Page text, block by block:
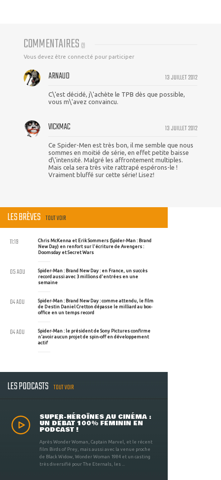
COMMENTAIRES (2)
Vous devez être connecté pour participer
13 JUILLET 2012
ARNAUD
C\'est décidé, j\'achète le TPB dès que possible,
vous m\'avez convaincu.
13 JUILLET 2012
VICKMAC
Ce Spider-Men est très bon, il me semble que nous
sommes en moitié de série, en effet petite baisse
d\'intensité. Malgré les affrontement multiples.
Mais cela sera très vite rattrapé espérons-le !
Vraiment bluffé sur cette série! Lisez!
LES BRÈVES TOUT VOIR
Chris McKenna et Erik Sommers (Spider-Man : Brand
New Day) en renfort sur l'écriture de Avengers :
Doomsday et Secret Wars
11:19
Spider-Man : Brand New Day : en France, un succès
record aussi avec 3 millions d'entrées en une
semaine
05 AOU
Spider-Man : Brand New Day : comme attendu, le film
de Destin Daniel Cretton dépasse le milliard au box-
office en un temps record
04 AOU
Spider-Man : le président de Sony Pictures confirme
n'avoir aucun projet de spin-off en développement
actif
04 AOU
LES PODCASTS TOUT VOIR
SUPER-HÉROÏNES AU CINÉMA :
UN DÉBAT 100% FÉMININ EN
PODCAST !
Après Wonder Woman, Captain Marvel, et le récent
film Birds of Prey, mais aussi avec la venue proche
de Black Widow, Wonder Woman 1984 et un casting
très diversifié pour The Eternals, les ...